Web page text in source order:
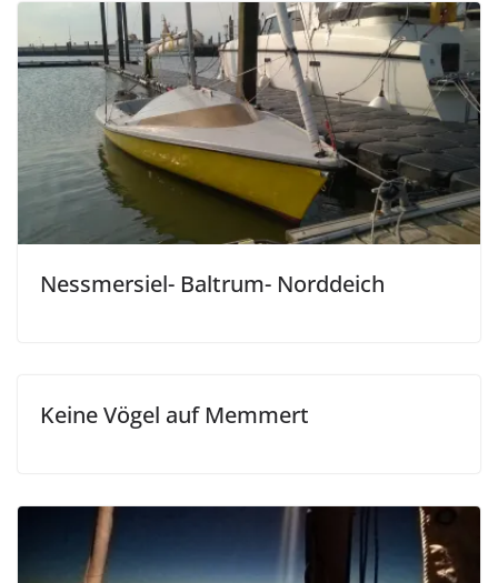
Nessmersiel- Baltrum- Norddeich
Keine Vögel auf Memmert